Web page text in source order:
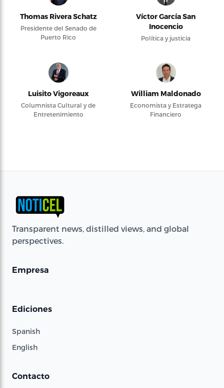
Thomas Rivera Schatz
Presidente del Senado de
Puerto Rico
Víctor García San
Inocencio
Política y justicia
Luisito Vigoreaux
Columnista Cultural y de
Entretenimiento
William Maldonado
Economista y Estratega
Financiero
Transparent news, distilled views, and global
perspectives.
Empresa
Ediciones
Spanish
English
Contacto